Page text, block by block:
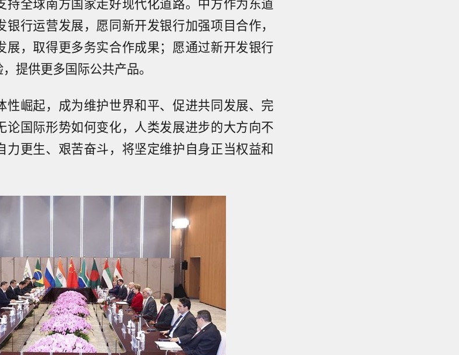
行运营发展，愿同新开发银行加强项目合作，
展，取得更多务实合作成果；愿通过新开发银行
提供更多国际公共产品。
性崛起，成为维护世界和平、促进共同发展、完
论国际形势如何变化，人类发展进步的大方向不
力更生、艰苦奋斗，将坚定维护自身正当权益和